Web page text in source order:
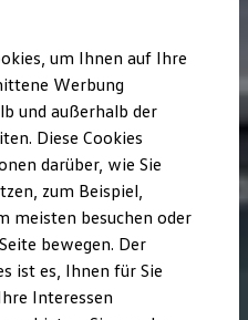
& Apps
Ihren ID. Buzz
Ihren Transporter/Caravelle
Ihren Amarok
andere Modelle
Updates
und Sicherheitssysteme
Ölverdünnung
um Ihnen auf Ihre
Werbung
und außerhalb der
Diese Cookies
darüber, wie Sie
zum Beispiel,
meisten besuchen oder
bewegen. Der
ist es, Ihnen für Sie
Interessen